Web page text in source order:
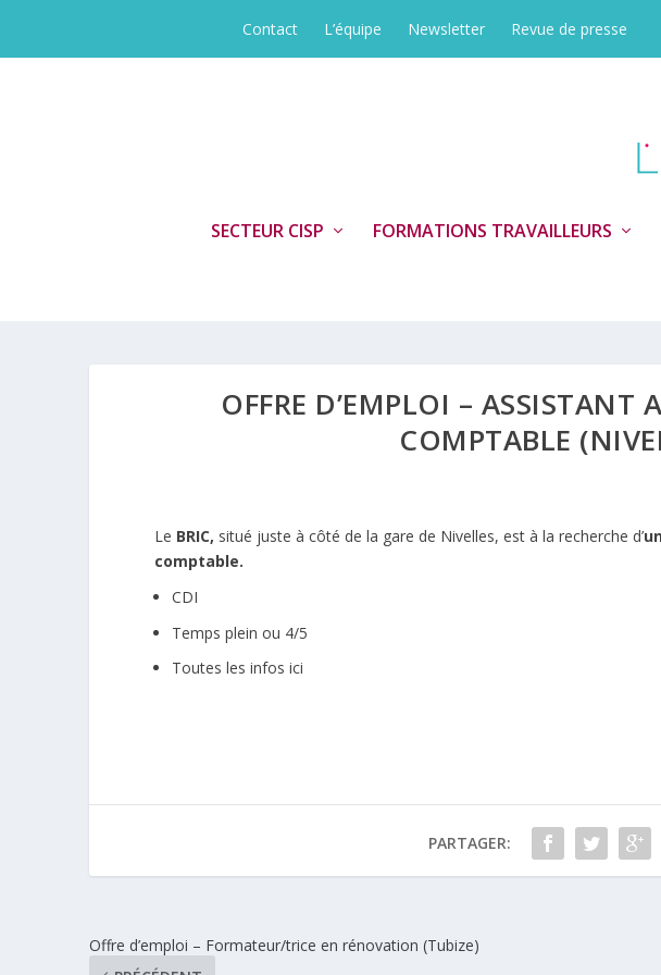
Contact L’équipe Newsletter Revue de presse
SECTEUR CISP FORMATIONS TRAVAILLEURS
OFFRE D’EMPLOI – ASSISTANT
COMPTABLE
Le BRIC, situé juste à côté de la gare de Nivelles, est à la recherche d’
comptable.
CDI
Temps plein ou 4/5
Toutes les infos ici
PARTAGER:
Offre d’emploi – Formateur/trice en rénovation (Tubize)